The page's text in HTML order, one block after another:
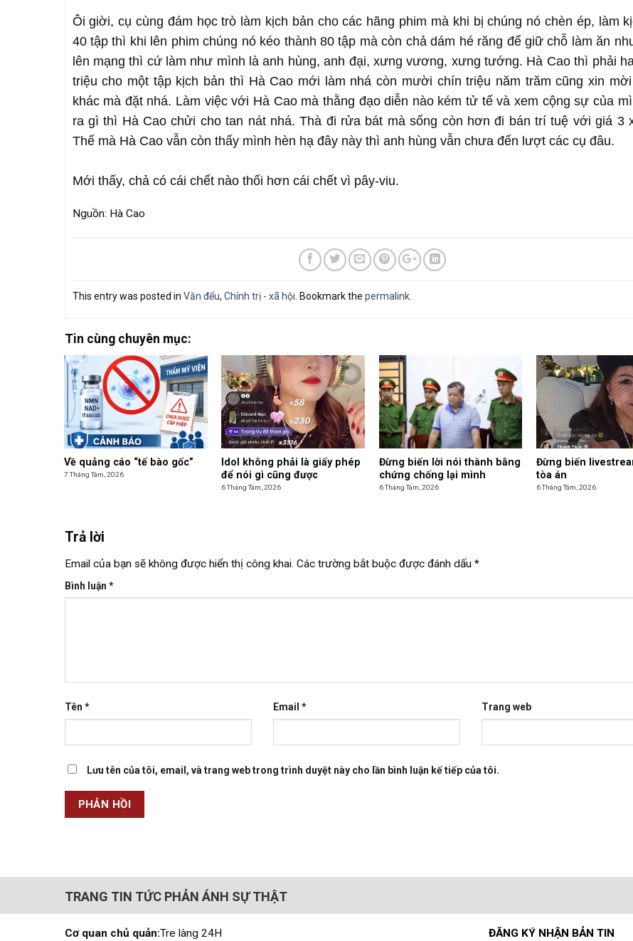
Ôi giời, cụ cùng đám học trò làm kịch bản cho các hãng phim mà khi bị chúng nó chèn ép, làm
40 tập thì khi lên phim chúng nó kéo thành 80 tập mà còn chả dám hé răng để giữ chỗ làm ăn
lên mạng thì cứ làm như mình là anh hùng, anh đại, xưng vương, xưng tướng. Hà Cao thì phải
triệu cho một tập kịch bản thì Hà Cao mới làm nhá còn mười chín triệu năm trăm cũng xin
khác mà đặt nhá. Làm việc với Hà Cao mà thằng đạo diễn nào kém tử tế và xem cộng sự của
ra gì thì Hà Cao chửi cho tan nát nhá. Thà đi rửa bát mà sống còn hơn đi bán trí tuệ với giá 3
Thế mà Hà Cao vẫn còn thấy mình hèn hạ đây này thì anh hùng vẫn chưa đến lượt các cụ đâu.
Mới thấy, chả có cái chết nào thối hơn cái chết vì pây-viu.
Nguồn: Hà Cao
This entry was posted in Văn đểu, Chính trị - xã hội . Bookmark the permalink.
Tin cùng chuyên mục:
Về quảng cáo “tế bào gốc”
7 Tháng Tám, 2026
Idol không phải là giấy phép
để nói gì cũng được
6 Tháng Tám, 2026
Đừng biến lời nói thành bằng
chứng chống lại mình
6 Tháng Tám, 2026
Đừng biến
tòa án
6 Tháng Tám, 2026
Trả lời
Email của bạn sẽ không được hiển thị công khai. Các trường bắt buộc được đánh dấu *
Bình luận *
Tên * Email * Trang web
Lưu tên của tôi, email, và trang web trong trình duyệt này cho lần bình luận kế tiếp của tôi.
TRANG TIN TỨC PHẢN ÁNH SỰ THẬT
Cơ quan chủ quản:Tre làng 24H ĐĂNG KÝ NHẬN BẢN TIN